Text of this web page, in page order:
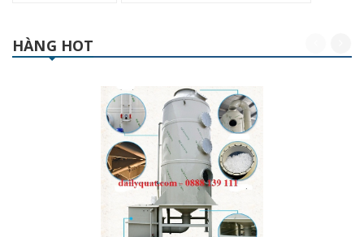
HÀNG HOT